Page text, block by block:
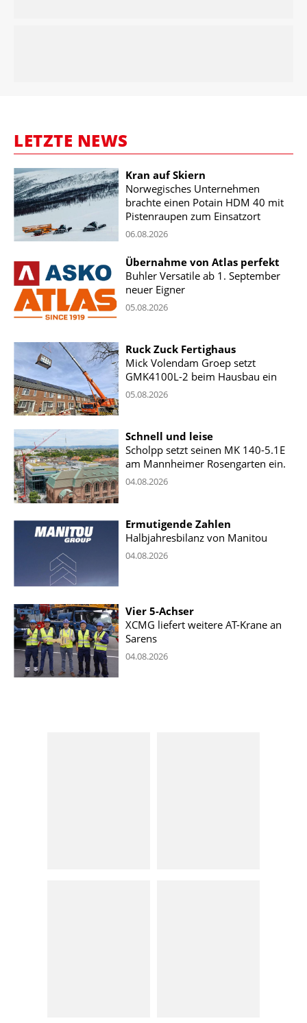
LETZTE NEWS
Kran auf Skiern
Norwegisches Unternehmen
brachte einen Potain HDM 40 mit
Pistenraupen zum Einsatzort
06.08.2026
Übernahme von Atlas perfekt
Buhler Versatile ab 1. September
neuer Eigner
05.08.2026
Ruck Zuck Fertighaus
Mick Volendam Groep setzt
GMK4100L-2 beim Hausbau ein
05.08.2026
Schnell und leise
Scholpp setzt seinen MK 140-5.1E
am Mannheimer Rosengarten ein.
04.08.2026
Ermutigende Zahlen
Halbjahresbilanz von Manitou
04.08.2026
Vier 5-Achser
XCMG liefert weitere AT-Krane an
Sarens
04.08.2026